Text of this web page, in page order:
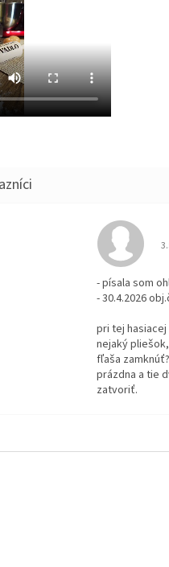
je 5 z 5 hviezdičiek.
- písala som
- 30.4.2026
pri tej
nejaký
fľaša
prázdna a tie
zatvoriť.